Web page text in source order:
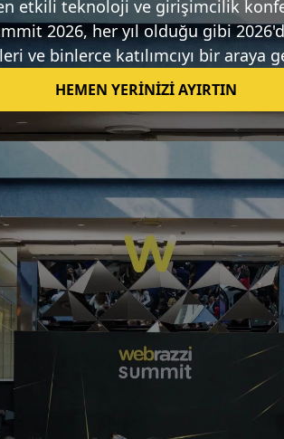
kimliği analiz eden
Webrazzi Startup'12